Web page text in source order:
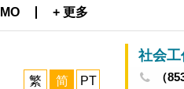
+ 更多
繁 简 PT
社会工
（